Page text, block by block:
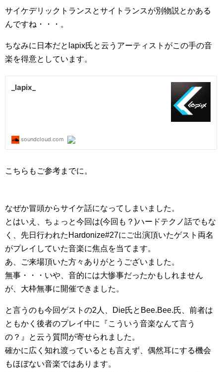
サイケデリックトランスとサイトランスが別物説とかある
んですね・・・。
ちなみに日本だとlapix氏と云うアーティストがこの手の音
楽を得意としています。
こちらもご参考までに。
なぜか冒頭からサイケ話になってしまいました。
とはいえ、ちょっと今回は(今回も？)ハードテクノ話でもな
く、先日行われたHardonize#27にご出演頂いたゲスト両名
がプレイしていた音楽に焦点を当てます。
あ、ご来場頂いた方々ありがとうございました。
無事・・・いや、音的には大惨事だったかもしれません
が、大枠無事に開催できました。
と言うのも今回ゲストの2人、Die氏とBee.Bee.氏、前者は
ともかく後者のプレイ中に『こういう音楽なんて言う
の？』と云う質問が寄せられました。
確かに広く知れ渡っているとも言えず、偶然耳にする機会
もほぼない音楽ではあります。